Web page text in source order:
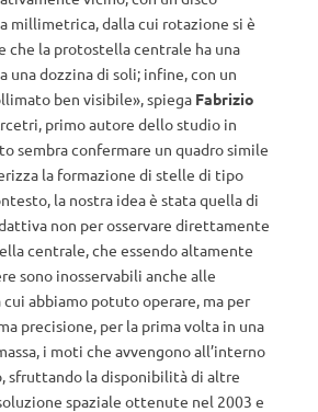
millimetrica, dalla cui rotazione si è
che la protostella centrale ha una
una dozzina di soli; infine, con un
ben visibile», spiega Fabrizio
primo autore dello studio in
sembra confermare un quadro simile
la formazione di stelle di tipo
la nostra idea è stata quella di
non per osservare direttamente
centrale, che essendo altamente
sono inosservabili anche alle
cui abbiamo potuto operare, ma per
precisione, per la prima volta in una
i moti che avvengono all’interno
sfruttando la disponibilità di altre
spaziale ottenute nel 2003 e